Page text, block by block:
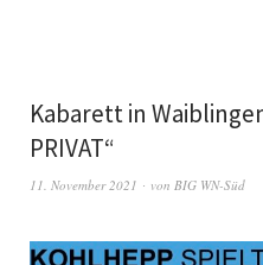
Kabarett in
PRIVAT“
11. November 2021 von BIG WN-Süd